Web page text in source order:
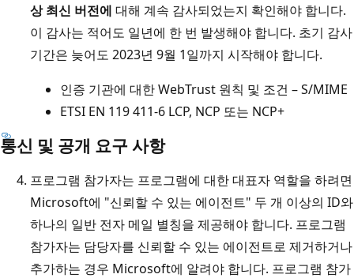
상 최신 버전에 대해 계속 감사되었는지 확인해야 합니다.
이 감사는 적어도 일년에 한 번 발생해야 합니다. 초기 감사
기간은 늦어도 2023년 9월 1일까지 시작해야 합니다.
인증 기관에 대한 WebTrust 원칙 및 조건 – S/MIME
ETSI EN 119 411-6 LCP, NCP 또는 NCP+
통신 및 공개 요구 사항
프로그램 참가자는 프로그램에 대한 대표자 역할을 하려면
Microsoft에 "신뢰할 수 있는 에이전트" 두 개 이상의 ID와
하나의 일반 전자 메일 별칭을 제공해야 합니다. 프로그램
참가자는 담당자를 신뢰할 수 있는 에이전트로 제거하거나
추가하는 경우 Microsoft에 알려야 합니다. 프로그램 참가